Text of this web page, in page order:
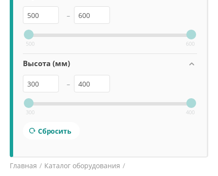
–
500 600
Высота (мм)
–
300 400
Сбросить
Главная / Каталог оборудования /